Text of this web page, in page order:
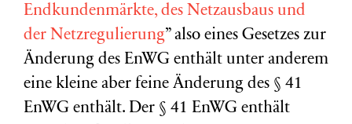
Endkundenmärkte, des Netzausbaus und
der Netzregulierung” also eines Gesetzes zur
Änderung des EnWG enthält unter anderem
eine kleine aber feine Änderung des § 41
EnWG enthält. Der § 41 EnWG enthält